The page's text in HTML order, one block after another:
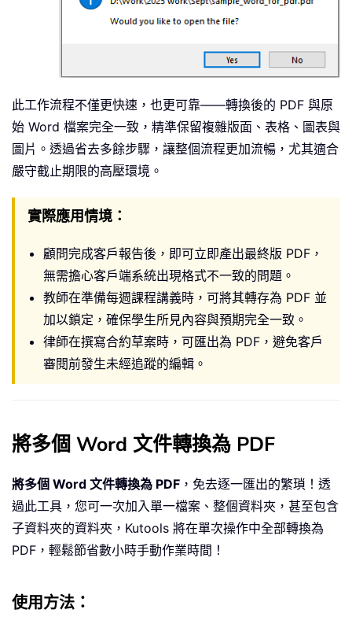
此工作流程不僅更快速，也更可靠——轉換後的 PDF 與原
始 Word 檔案完全一致，精準保留複雜版面、表格、圖表與
圖片。透過省去多餘步驟，讓整個流程更加流暢，尤其適合
嚴守截止期限的高壓環境。
實際應用情境：
顧問完成客戶報告後，即可立即產出最終版 PDF，
無需擔心客戶端系統出現格式不一致的問題。
教師在準備每週課程講義時，可將其轉存為 PDF 並
加以鎖定，確保學生所見內容與預期完全一致。
律師在撰寫合約草案時，可匯出為 PDF，避免客戶
審閱前發生未經追蹤的編輯。
將多個 Word 文件轉換為 PDF
將多個 Word 文件轉換為 PDF ，免去逐一匯出的繁瑣！透
過此工具，您可一次加入單一檔案、整個資料夾，甚至包含
子資料夾的資料夾，Kutools 將在單次操作中全部轉換為
PDF，輕鬆節省數小時手動作業時間！
使用方法：